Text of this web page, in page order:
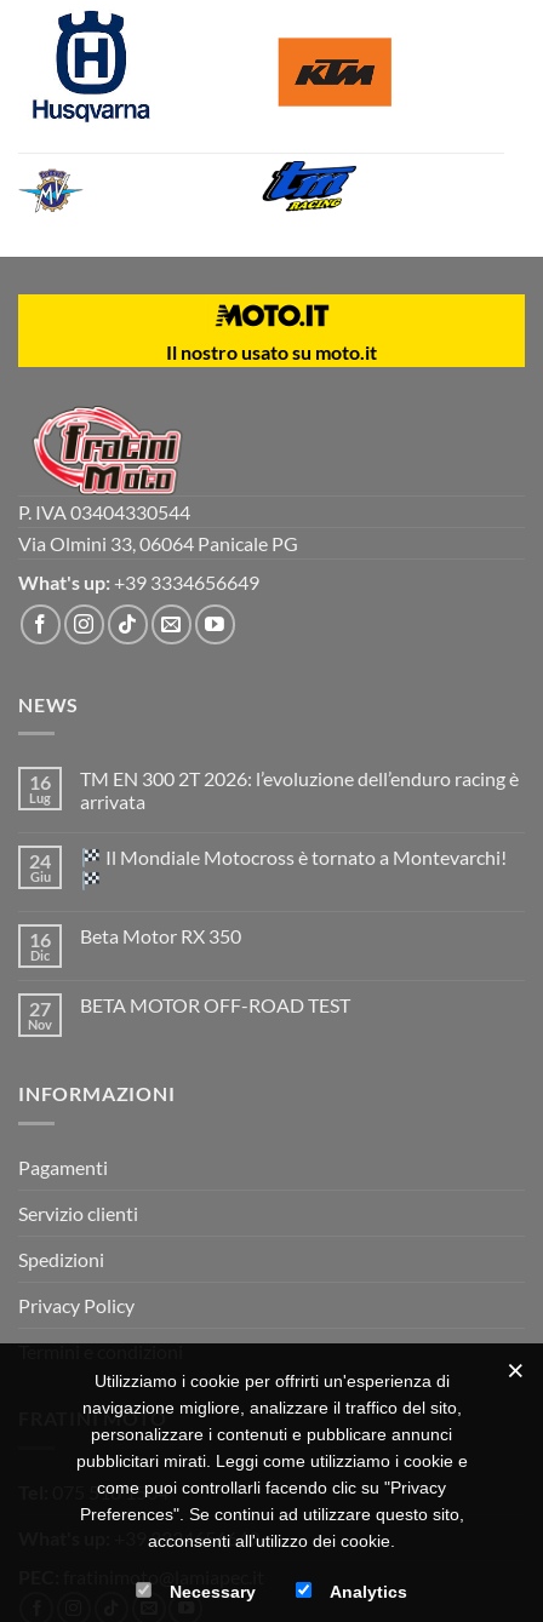
Il nostro usato su moto.it
P. IVA 03404330544
Via Olmini 33, 06064 Panicale PG
What's up: +39 3334656649
NEWS
16
Lug
TM EN 300 2T 2026: l’evoluzione dell’enduro racing è
arrivata
su
TM
EN
2026:
è
arrivata
24
Giu
Il Mondiale Motocross è tornato a Montevarchi!
su
Motocross
è
16
Dic
Beta Motor RX 350
Beta
27
Nov
BETA MOTOR OFF-ROAD TEST
MOTOR
INFORMAZIONI
Pagamenti
Servizio clienti
Spedizioni
Privacy Policy
Termini e condizioni
FRATINI MOTO
075 518 1504
+39 3334656649
Utilizziamo i cookie per offrirti un'esperienza di
navigazione migliore, analizzare il traffico del sito,
personalizzare i contenuti e pubblicare annunci
pubblicitari mirati. Leggi come utilizziamo i cookie e
come puoi controllarli facendo clic su "Privacy
Preferences". Se continui ad utilizzare questo sito,
acconsenti all'utilizzo dei cookie.
Necessary Analytics